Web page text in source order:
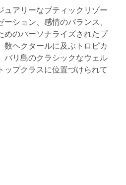
ュアリーなブティックリゾー
ーション、感情のバランス、
めのパーソナライズされたプ
数ヘクタールに及ぶトロピカ
バリ島のクラシックなウェル
ップクラスに位置づけられて